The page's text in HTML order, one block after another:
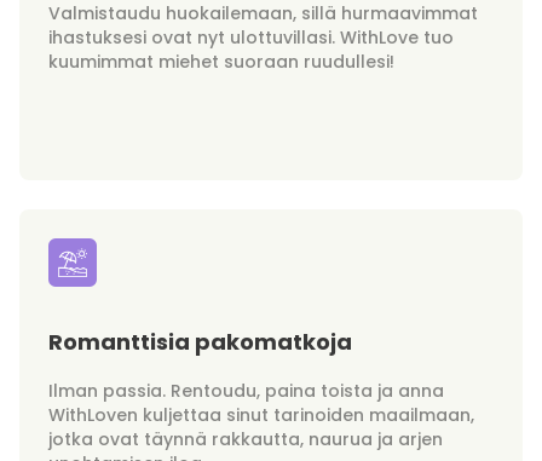
Valmistaudu huokailemaan, sillä hurmaavimmat
ihastuksesi ovat nyt ulottuvillasi. WithLove tuo
kuumimmat miehet suoraan ruudullesi!
Romanttisia pakomatkoja
Ilman passia. Rentoudu, paina toista ja anna
WithLoven kuljettaa sinut tarinoiden maailmaan,
jotka ovat täynnä rakkautta, naurua ja arjen